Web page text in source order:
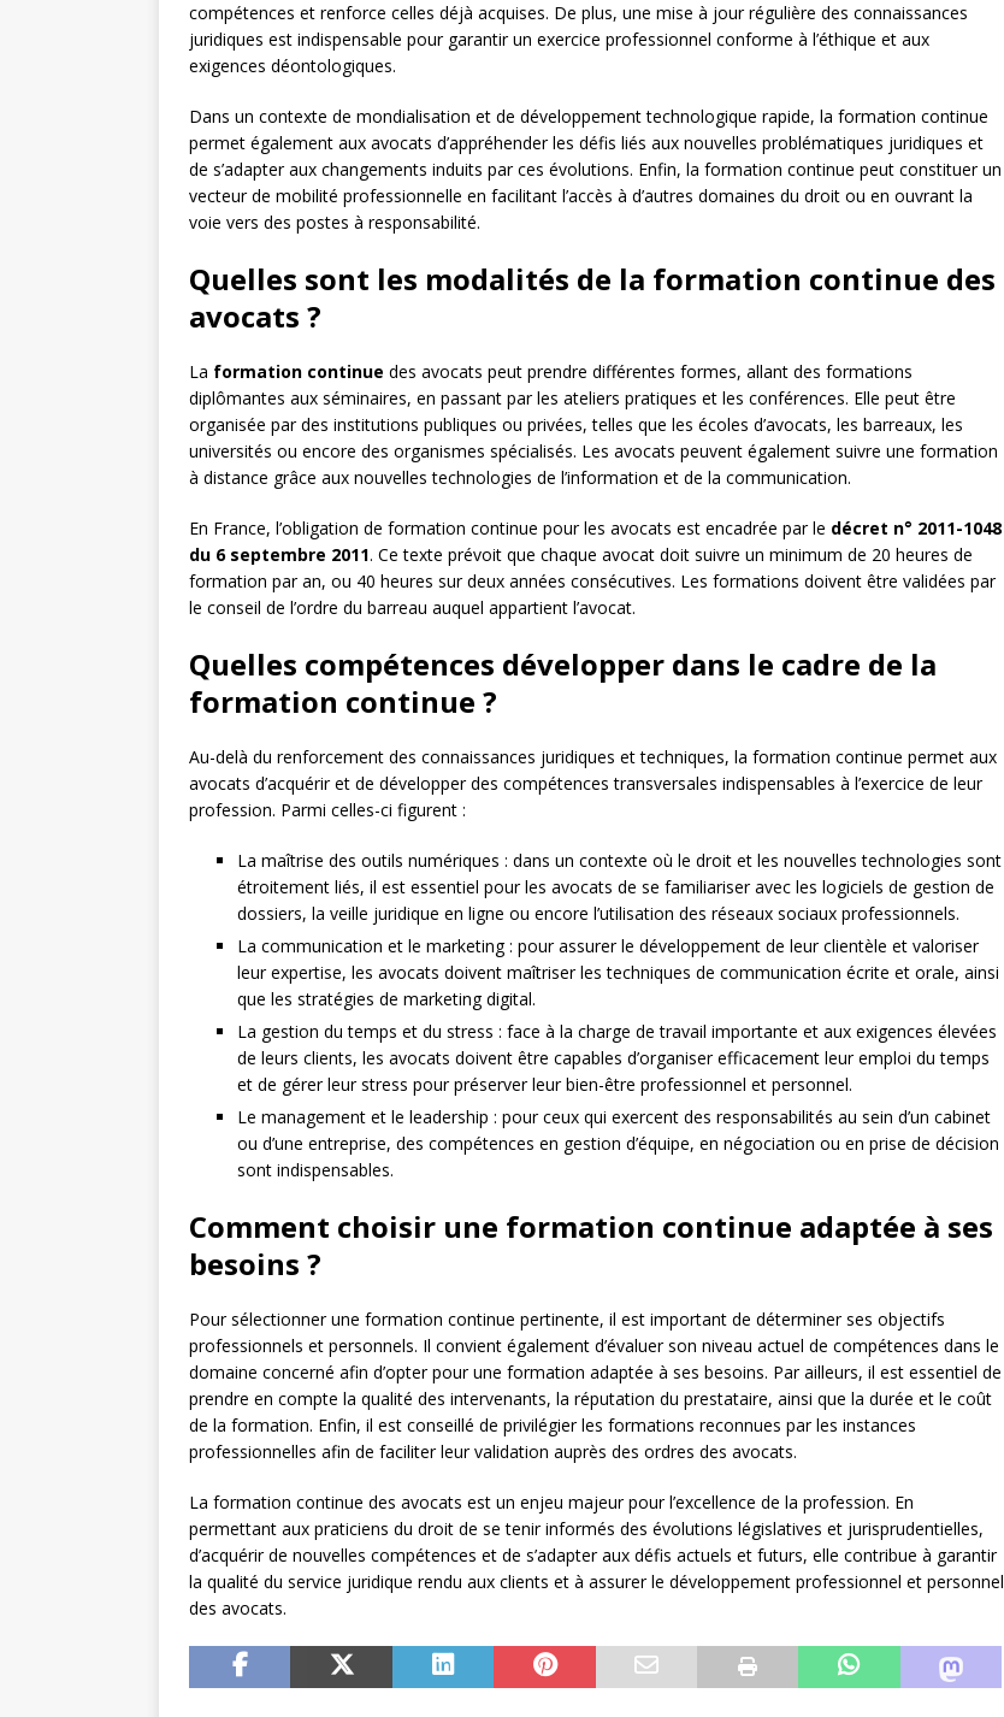
compétences et renforce celles déjà acquises. De plus, une mise à jour régulière des connaissances
juridiques est indispensable pour garantir un exercice professionnel conforme à l’éthique et aux
exigences déontologiques.
Dans un contexte de mondialisation et de développement technologique rapide, la formation continue
permet également aux avocats d’appréhender les défis liés aux nouvelles problématiques juridiques et
de s’adapter aux changements induits par ces évolutions. Enfin, la formation continue peut constituer un
vecteur de mobilité professionnelle en facilitant l’accès à d’autres domaines du droit ou en ouvrant la
voie vers des postes à responsabilité.
Quelles sont les modalités de la formation continue des
avocats ?
La formation continue des avocats peut prendre différentes formes, allant des formations
diplômantes aux séminaires, en passant par les ateliers pratiques et les conférences. Elle peut être
organisée par des institutions publiques ou privées, telles que les écoles d’avocats, les barreaux, les
universités ou encore des organismes spécialisés. Les avocats peuvent également suivre une formation
à distance grâce aux nouvelles technologies de l’information et de la communication.
En France, l’obligation de formation continue pour les avocats est encadrée par le décret n° 2011-1048
du 6 septembre 2011. Ce texte prévoit que chaque avocat doit suivre un minimum de 20 heures de
formation par an, ou 40 heures sur deux années consécutives. Les formations doivent être validées par
le conseil de l’ordre du barreau auquel appartient l’avocat.
Quelles compétences développer dans le cadre de la
formation continue ?
Au-delà du renforcement des connaissances juridiques et techniques, la formation continue permet aux
avocats d’acquérir et de développer des compétences transversales indispensables à l’exercice de leur
profession. Parmi celles-ci figurent :
La maîtrise des outils numériques : dans un contexte où le droit et les nouvelles technologies sont
étroitement liés, il est essentiel pour les avocats de se familiariser avec les logiciels de gestion de
dossiers, la veille juridique en ligne ou encore l’utilisation des réseaux sociaux professionnels.
La communication et le marketing : pour assurer le développement de leur clientèle et valoriser
leur expertise, les avocats doivent maîtriser les techniques de communication écrite et orale, ainsi
que les stratégies de marketing digital.
La gestion du temps et du stress : face à la charge de travail importante et aux exigences élevées
de leurs clients, les avocats doivent être capables d’organiser efficacement leur emploi du temps
et de gérer leur stress pour préserver leur bien-être professionnel et personnel.
Le management et le leadership : pour ceux qui exercent des responsabilités au sein d’un cabinet
ou d’une entreprise, des compétences en gestion d’équipe, en négociation ou en prise de décision
sont indispensables.
Comment choisir une formation continue adaptée à ses
besoins ?
Pour sélectionner une formation continue pertinente, il est important de déterminer ses objectifs
professionnels et personnels. Il convient également d’évaluer son niveau actuel de compétences dans le
domaine concerné afin d’opter pour une formation adaptée à ses besoins. Par ailleurs, il est essentiel de
prendre en compte la qualité des intervenants, la réputation du prestataire, ainsi que la durée et le coût
de la formation. Enfin, il est conseillé de privilégier les formations reconnues par les instances
professionnelles afin de faciliter leur validation auprès des ordres des avocats.
La formation continue des avocats est un enjeu majeur pour l’excellence de la profession. En
permettant aux praticiens du droit de se tenir informés des évolutions législatives et jurisprudentielles,
d’acquérir de nouvelles compétences et de s’adapter aux défis actuels et futurs, elle contribue à garantir
la qualité du service juridique rendu aux clients et à assurer le développement professionnel et personnel
des avocats.